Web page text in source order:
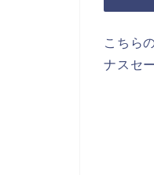
こちら
ナスセ